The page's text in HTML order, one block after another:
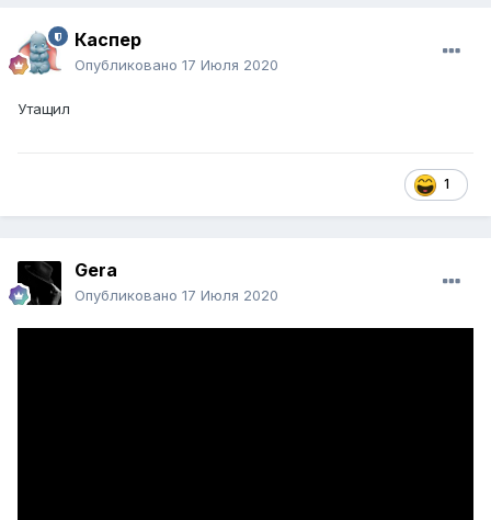
Каспер
Опубликовано 17 Июля 2020
Утащил
1
Gera
Опубликовано 17 Июля 2020